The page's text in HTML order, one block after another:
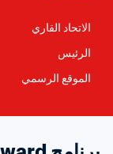
الاتحاد القاري
الرئيس
الموقع الرسمي